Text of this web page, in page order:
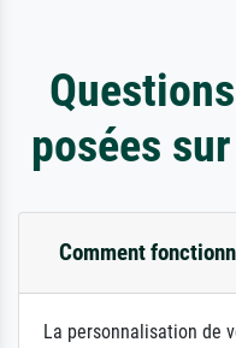
posées
Comment
La personnalisation de